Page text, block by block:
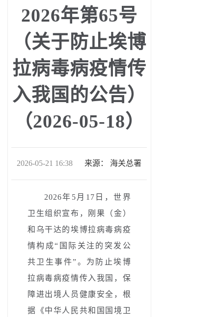
2026年第65号
（关于防止埃博
拉病毒病疫情传
入我国的公告）
（2026-05-18）
2026-05-21 16:38 来源： 海关总署
2026年5月17日，世界
卫生组织宣布，刚果（金）
和乌干达的埃博拉病毒病疫
情构成“国际关注的突发公
共卫生事件”。为防止埃博
拉病毒病疫情传入我国，保
障进出境人员健康安全，根
据《中华人民共和国国境卫